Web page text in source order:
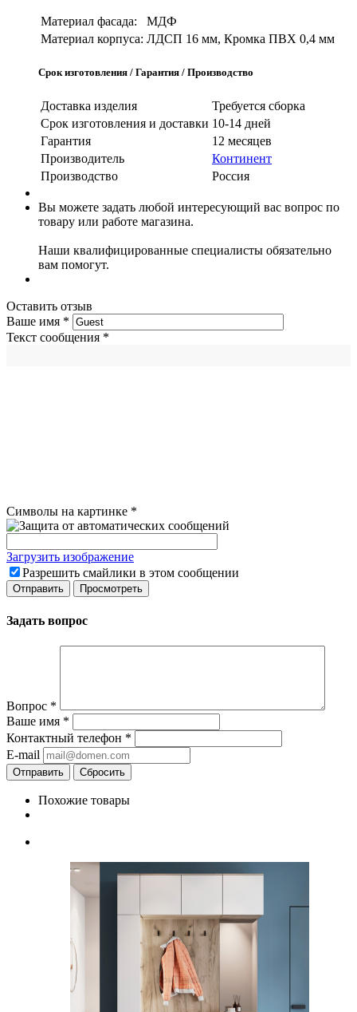
Материал фасада:
МДФ
Материал корпуса: ЛДСП 16 мм, Кромка ПВХ 0,4 мм
Срок изготовления / Гарантия / Производство
Доставка изделия
Требуется сборка
Срок изготовления и доставки 10-14 дней
Гарантия
12 месяцев
Производитель
Континент
Производство
Россия
Вы можете задать любой интересующий вас вопрос по
товару или работе магазина.
Наши квалифицированные специалисты обязательно
вам помогут.
Оставить отзыв
Ваше имя *
Текст сообщения *
Символы на картинке *
Загрузить изображение
Разрешить смайлики в этом сообщении
Задать вопрос
Вопрос *
Ваше имя *
Контактный телефон *
E-mail
Сбросить
Похожие товары